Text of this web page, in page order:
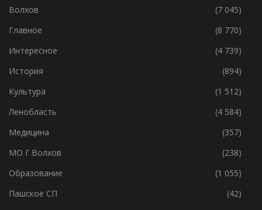
Видео
(3 545)
Волхов
(7 045)
Главное
(8 770)
Интересное
(4 739)
История
(894)
Культура
(1 512)
Ленобласть
(4 584)
Медицина
(357)
МО Г.Волхов
(238)
Образование
(1 055)